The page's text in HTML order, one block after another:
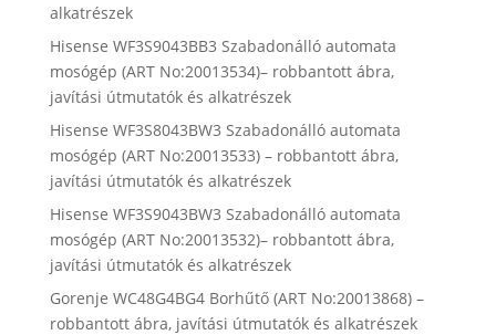
alkatrészek
Hisense WF3S9043BB3 Szabadonálló automata
mosógép (ART No:20013534)– robbantott ábra,
javítási útmutatók és alkatrészek
Hisense WF3S8043BW3 Szabadonálló automata
mosógép (ART No:20013533) – robbantott ábra,
javítási útmutatók és alkatrészek
Hisense WF3S9043BW3 Szabadonálló automata
mosógép (ART No:20013532)– robbantott ábra,
javítási útmutatók és alkatrészek
Gorenje WC48G4BG4 Borhűtő (ART No:20013868) –
robbantott ábra, javítási útmutatók és alkatrészek